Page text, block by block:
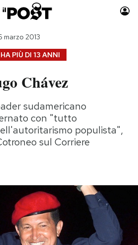
Auto
Moda
Consumismi
Storie/Idee
Ok Boomer!
Altrecose
Mondiali calcio 2026
PIÙ DI 13 ANNI
marzo 2013
Chávez
sudamericano
con "tutto
populista",
sul Corriere